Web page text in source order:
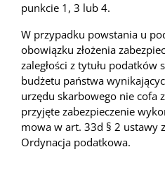
punkcie 1, 3 lub 4.
W przypadku powstania u
obowiązku złożenia
zaległości z tytułu podatków
budżetu państwa
urzędu skarbowego nie cofa
przyjęte zabezpieczenie
mowa w art. 33d § 2 ustawy
Ordynacja podatkowa.